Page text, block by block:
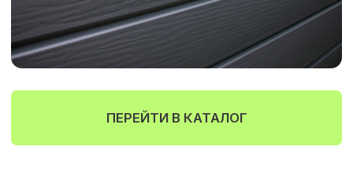
ФАСАДНАЯ ПЛИТКА